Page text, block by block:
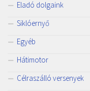
Eladó dolgaink
Siklóernyő
Egyéb
Hátimotor
Célraszálló versenyek